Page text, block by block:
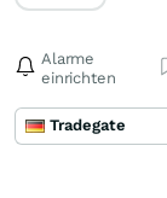
Alarme
einrichten
Tradegate